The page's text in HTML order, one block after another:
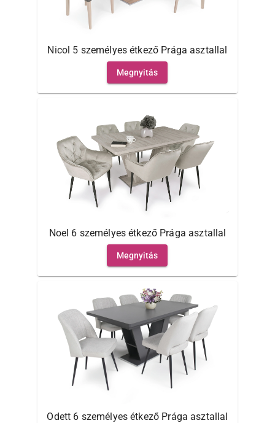
Nicol 5 személyes étkező Prága asztallal
Megnyitás
Noel 6 személyes étkező Prága asztallal
Megnyitás
Odett 6 személyes étkező Prága asztallal